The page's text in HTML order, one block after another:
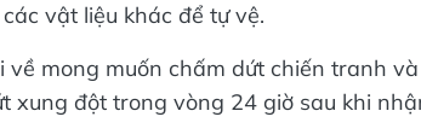
vật liệu khác để tự vệ.
về mong muốn chấm dứt chiến tranh
xung đột trong vòng 24 giờ sau khi